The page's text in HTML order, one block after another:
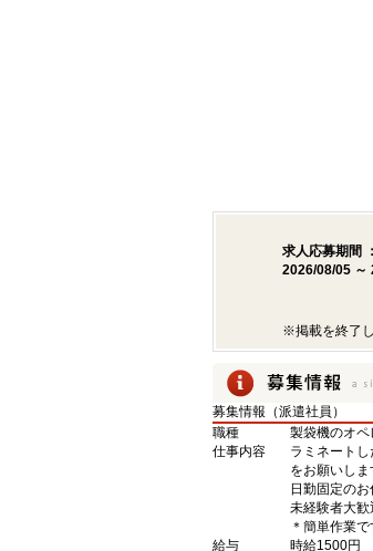
求人応募期間 ：
2026/08/05 ～
※掲載を終了
募集情報（派遣社員）
職種
製袋機のオペ
仕事内容
ラミネート
をお願いしま
日勤固定の
未経験者大
＊簡単作業で
給与
時給1500円